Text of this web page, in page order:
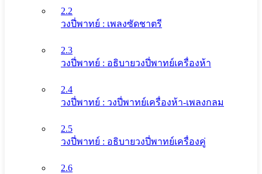
2.2
วงปี่พาทย์ : เพลงซัดชาตรี
2.3
วงปี่พาทย์ : อธิบายวงปี่พาทย์เครื่องห้า
2.4
วงปี่พาทย์ : วงปี่พาทย์เครื่องห้า-เพลงกลม
2.5
วงปี่พาทย์ : อธิบายวงปี่พาทย์เครื่องคู่
2.6